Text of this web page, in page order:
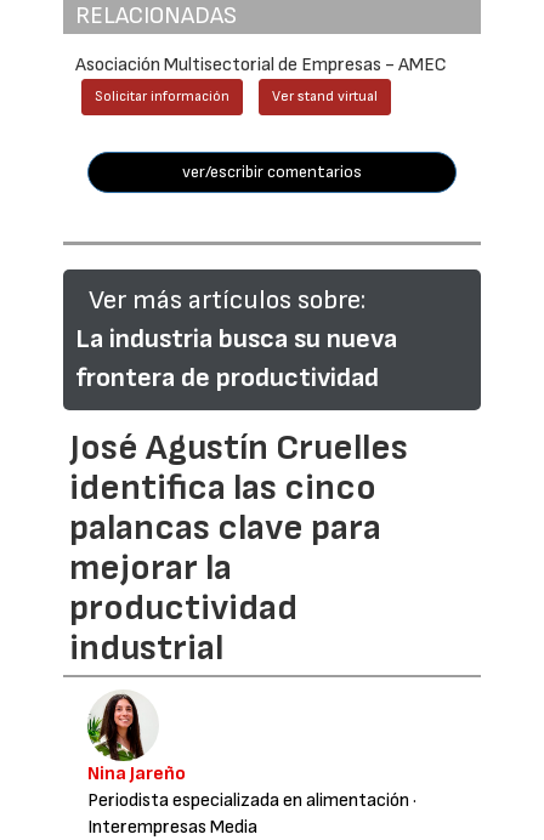
RELACIONADAS
Asociación Multisectorial de Empresas - AMEC
Solicitar información Ver stand virtual
ver/escribir comentarios
Ver más artículos sobre:
La industria busca su nueva
frontera de productividad
José Agustín Cruelles
identifica las cinco
palancas clave para
mejorar la
productividad
industrial
Nina Jareño
Periodista especializada en alimentación ·
Interempresas Media